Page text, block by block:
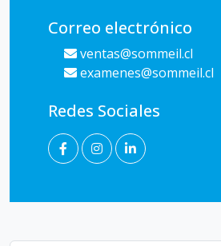
Correo electrónico
ventas@sommeil.cl
examenes@sommeil.cl
Redes Sociales